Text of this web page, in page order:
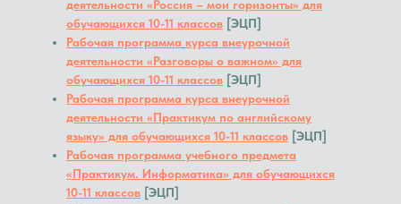
деятельности «Россия – мои горизонты» для
обучающихся 10-11 классов [ЭЦП]
Рабочая программа курса внеурочной
деятельности «Разговоры о важном» для
обучающихся 10-11 классов [ЭЦП]
Рабочая программа курса внеурочной
деятельности «Практикум по английскому
языку» для обучающихся 10-11 классов [ЭЦП]
Рабочая программа учебного предмета
«Практикум. Информатика» для обучающихся
10-11 классов [ЭЦП]